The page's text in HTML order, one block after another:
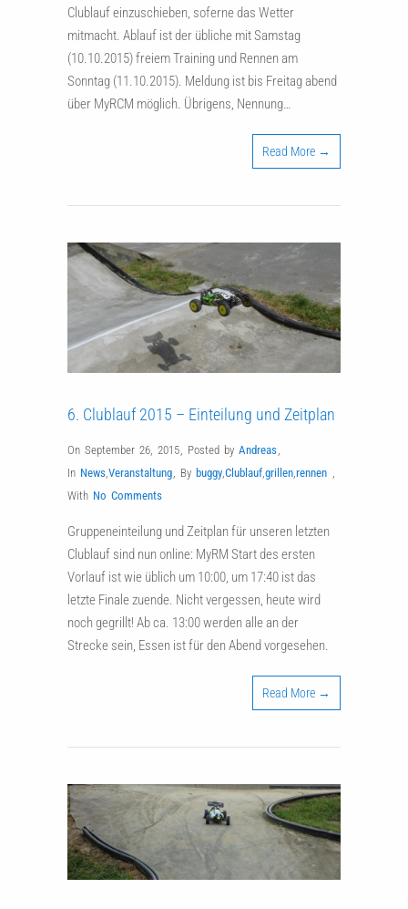
Clublauf einzuschieben, soferne das Wetter
mitmacht. Ablauf ist der übliche mit Samstag
(10.10.2015) freiem Training und Rennen am
Sonntag (11.10.2015). Meldung ist bis Freitag abend
über MyRCM möglich. Übrigens, Nennung…
Read More →
6. Clublauf 2015 – Einteilung und Zeitplan
On September 26, 2015 Posted by Andreas
In News Veranstaltung By buggy Clublauf grillen rennen
With No Comments
Gruppeneinteilung und Zeitplan für unseren letzten
Clublauf sind nun online: MyRM Start des ersten
Vorlauf ist wie üblich um 10:00, um 17:40 ist das
letzte Finale zuende. Nicht vergessen, heute wird
noch gegrillt! Ab ca. 13:00 werden alle an der
Strecke sein, Essen ist für den Abend vorgesehen.
Read More →